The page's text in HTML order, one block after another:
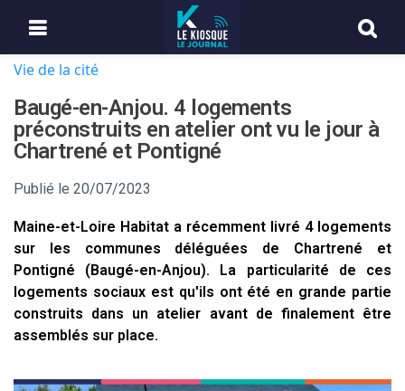
Vie de la cité
Baugé-en-Anjou. 4 logements
préconstruits en atelier ont vu le jour à
Chartrené et Pontigné
Publié le 20/07/2023
Maine-et-Loire Habitat a récemment livré 4 logements
sur les communes déléguées de Chartrené et
Pontigné (Baugé-en-Anjou). La particularité de ces
logements sociaux est qu'ils ont été en grande partie
construits dans un atelier avant de finalement être
assemblés sur place.